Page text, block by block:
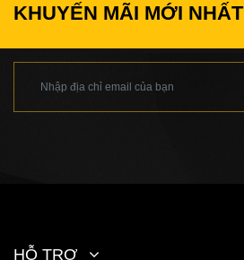
KHUYẾN MÃI MỚI NHẤT
HỖ TRỢ